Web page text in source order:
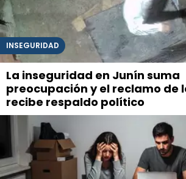
INSEGURIDAD
La inseguridad en Junín suma
preocupación y el reclamo de
recibe respaldo político